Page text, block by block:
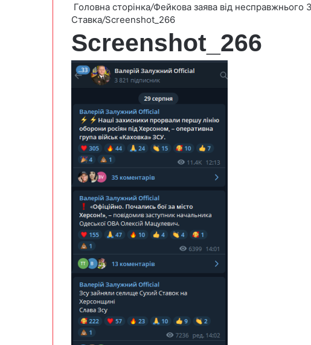
Головна сторінка/Фейкова заява від несправжнього
Ставка/Screenshot_266
Screenshot_266